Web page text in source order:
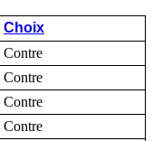
Choix
Contre
Contre
Contre
Contre